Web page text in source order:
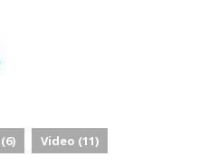
Video (11)